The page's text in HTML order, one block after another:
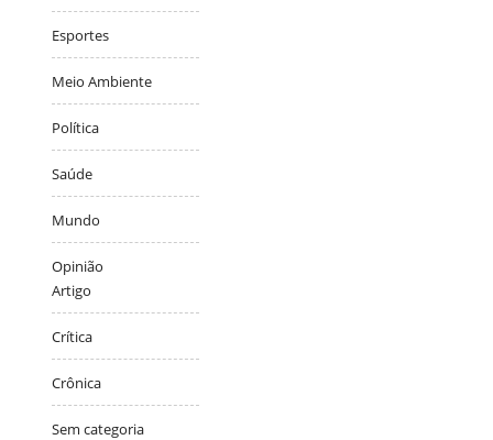
Esportes
Meio Ambiente
Política
Saúde
Mundo
Opinião
Artigo
Crítica
Crônica
Sem categoria